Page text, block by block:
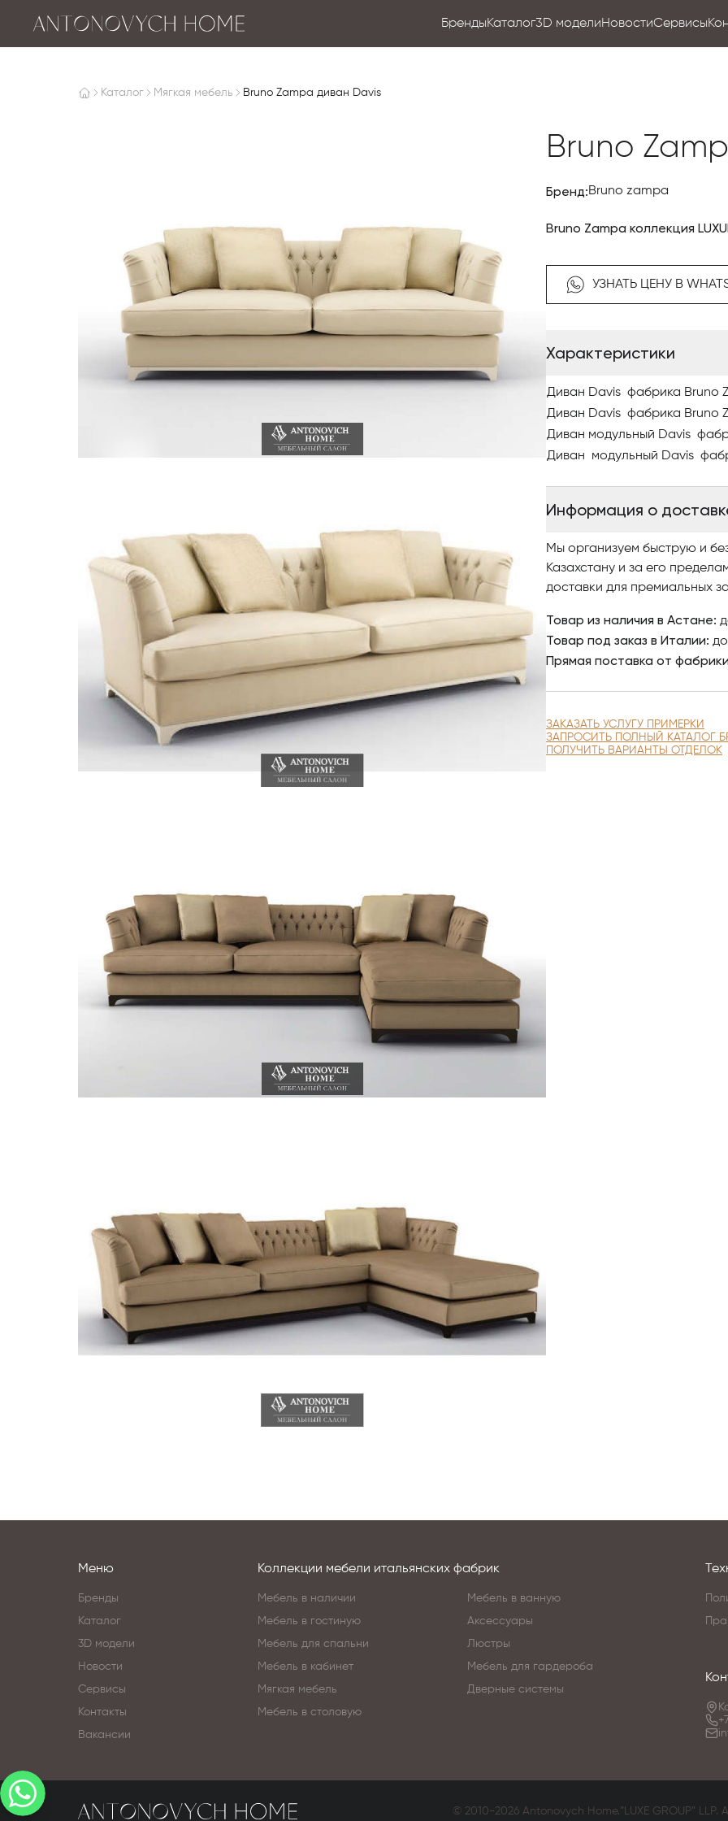
БрендыКаталог3D моделиНовостиСервисы
Каталог Мягкая мебель Bruno Zampa диван Davis
Bruno
Бренд:Bruno zampa
Bruno Zampa коллекция
УЗНАТЬ ЦЕНУ В
Характеристики
Диван Davis фабрика Bruno
Диван Davis фабрика Bruno
Диван модульный Davis
Диван модульный Davis
Информация о
Мы организуем быструю и
Казахстану и за его
доставки для премиальных
Товар из наличия в Астане:
Товар под заказ в Италии:
Прямая поставка от фабрики
ЗАКАЗАТЬ УСЛУГУ ПРИМЕРКИ
ЗАПРОСИТЬ ПОЛНЫЙ КАТАЛОГ
ПОЛУЧИТЬ ВАРИАНТЫ ОТДЕЛОК
Коллекции мебели итальянских фабрик
Мебель в наличии
Мебель в гостиную
Мебель для спальни
Мебель в кабинет
Мягкая мебель
Мебель в столовую
Мебель в ванную
Аксессуары
Люстры
Мебель для гардероба
Дверные системы
Меню
Бренды
Каталог
3D модели
Новости
Сервисы
Контакты
Вакансии
© 2010-2026 Antonovych Home.”LUXE GROUP” LLP.